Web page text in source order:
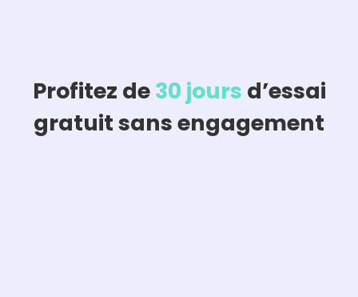
Profitez de30 jours d’essai
gratuit sans engagement